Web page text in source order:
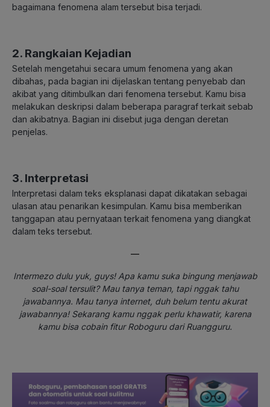
bagaimana fenomena alam tersebut bisa terjadi.
2. Rangkaian Kejadian
Setelah mengetahui secara umum fenomena yang akan
dibahas, pada bagian ini dijelaskan tentang penyebab dan
akibat yang ditimbulkan dari fenomena tersebut. Kamu bisa
melakukan deskripsi dalam beberapa paragraf terkait sebab
dan akibatnya. Bagian ini disebut juga dengan deretan
penjelas.
3. Interpretasi
Interpretasi dalam teks eksplanasi dapat dikatakan sebagai
ulasan atau penarikan kesimpulan. Kamu bisa memberikan
tanggapan atau pernyataan terkait fenomena yang diangkat
dalam teks tersebut.
—
Intermezo dulu yuk, guys! Apa kamu suka bingung menjawab
soal-soal tersulit? Mau tanya teman, tapi nggak tahu
jawabannya. Mau tanya internet, duh belum tentu akurat
jawabannya! Sekarang kamu nggak perlu khawatir, karena
kamu bisa cobain fitur Roboguru dari Ruangguru.